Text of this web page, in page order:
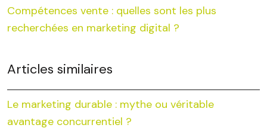
Compétences vente : quelles sont les plus
recherchées en marketing digital ?
Articles similaires
Le marketing durable : mythe ou véritable
avantage concurrentiel ?